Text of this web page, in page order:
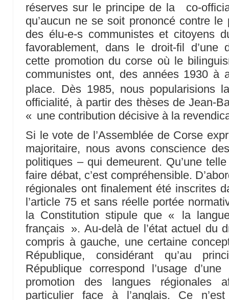
réserves sur le principe de la co-
qu’aucun ne se soit prononcé contre
des élu-e-s communistes et citoyens
favorablement, dans le droit-fil d’une
cette promotion du corse où le
communistes ont, des années 1930 à
place. Dès 1985, nous popularisions
officialité, à partir des thèses de Jean-
« une contribution décisive à la
Si le vote de l’Assemblée de Corse
majoritaire, nous avons conscience
politiques – qui demeurent. Qu’une
faire débat, c’est compréhensible.
régionales ont finalement été inscrites
l’article 75 et sans réelle portée
la Constitution stipule que « la
français ». Au-delà de l’état actuel du
compris à gauche, une certaine
République, considérant qu’au
République correspond l’usage
promotion des langues régionales
particulier face à l’anglais. Ce